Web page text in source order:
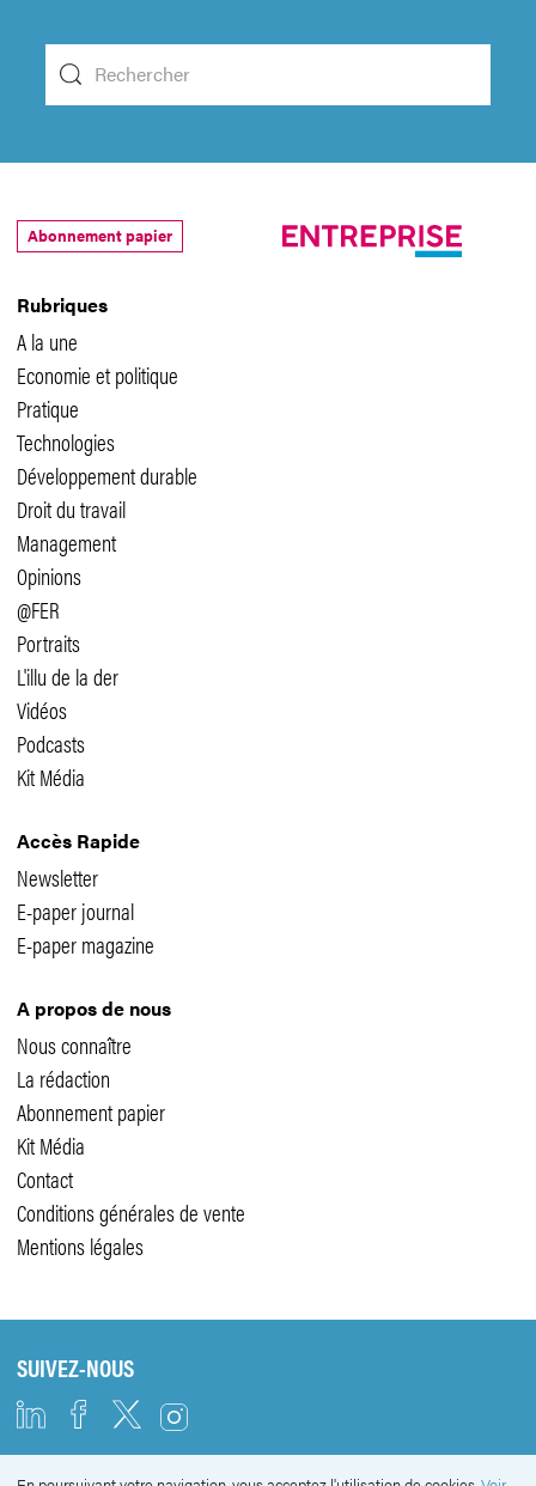
Rubriques
A la une
Economie et politique
Pratique
Technologies
Développement durable
Droit du travail
Management
Opinions
@FER
Portraits
L'illu de la der
Vidéos
Podcasts
Kit Média
Accès Rapide
Newsletter
E-paper journal
E-paper magazine
A propos de nous
Nous connaître
La rédaction
Abonnement papier
Kit Média
Contact
Conditions générales de vente
Mentions légales
Abonnement papier
SUIVEZ-NOUS